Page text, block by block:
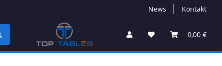
News Kontakt
0,00 €